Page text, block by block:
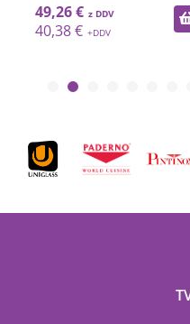
49,26 €
40,38 €